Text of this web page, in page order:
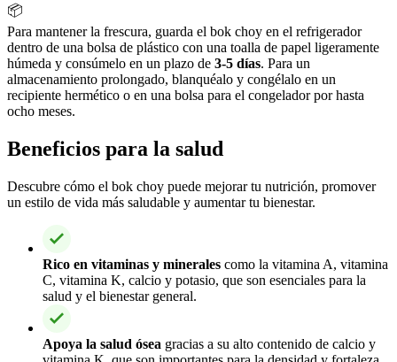
📦
Para mantener la frescura, guarda el bok choy en el refrigerador
dentro de una bolsa de plástico con una toalla de papel ligeramente
húmeda y consúmelo en un plazo de 3-5 días. Para un
almacenamiento prolongado, blanquéalo y congélalo en un
recipiente hermético o en una bolsa para el congelador por hasta
ocho meses.
Beneficios para la salud
Descubre cómo el bok choy puede mejorar tu nutrición, promover
un estilo de vida más saludable y aumentar tu bienestar.
Rico en vitaminas y minerales como la vitamina A, vitamina
C, vitamina K, calcio y potasio, que son esenciales para la
salud y el bienestar general.
Apoya la salud ósea gracias a su alto contenido de calcio y